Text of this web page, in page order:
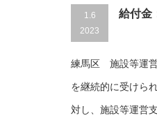
野
市
祉
ー
ス
1.6
2023
給付金
練馬区 施設等運営
を継続的に受けら
対し、施設等運営